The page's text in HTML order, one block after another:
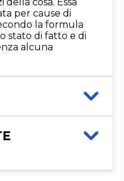
per cause di
la formula
stato di fatto e di
alcuna